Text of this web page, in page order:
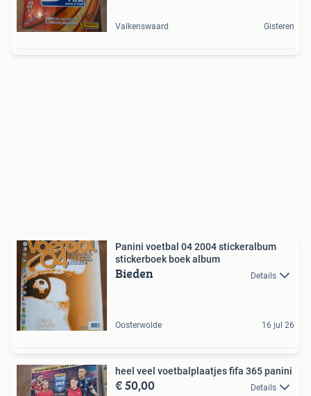
Valkenswaard Gisteren
Panini voetbal 04 2004 stickeralbum
stickerboek boek album
Bieden Details
Oosterwolde 16 jul 26
heel veel voetbalplaatjes fifa 365 panini
€ 50,00 Details